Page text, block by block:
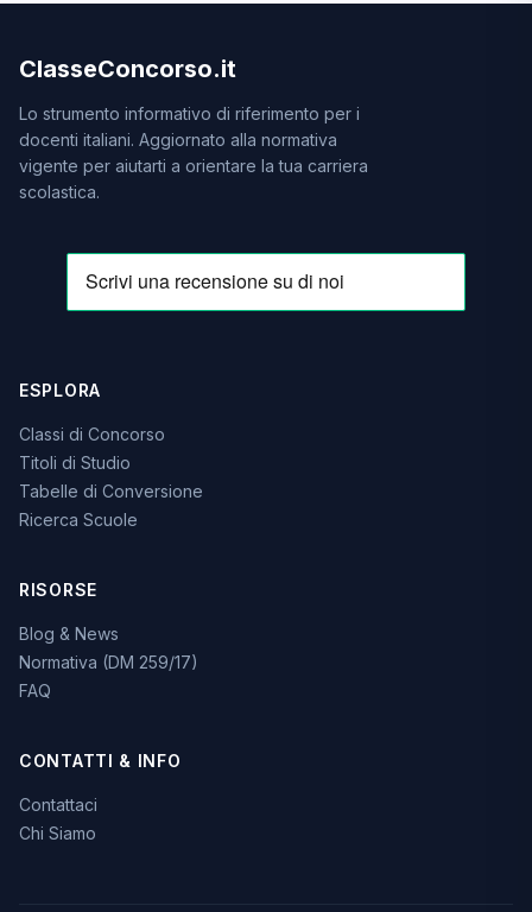
ClasseConcorso.it
Lo strumento informativo di riferimento per i
docenti italiani. Aggiornato alla normativa
vigente per aiutarti a orientare la tua carriera
scolastica.
ESPLORA
Classi di Concorso
Titoli di Studio
Tabelle di Conversione
Ricerca Scuole
RISORSE
Blog & News
Normativa (DM 259/17)
FAQ
CONTATTI & INFO
Contattaci
Chi Siamo